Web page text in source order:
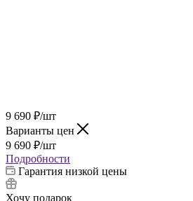
9 690 ₽/шт
Варианты цен
9 690 ₽/шт
Подробности
Гарантия низкой цены
Хочу подарок